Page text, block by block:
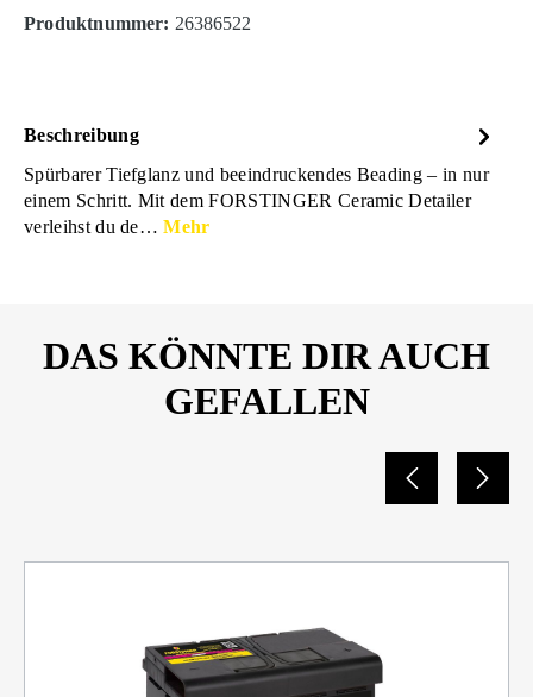
Produktnummer: 26386522
Beschreibung
Spürbarer Tiefglanz und beeindruckendes Beading – in nur
einem Schritt. Mit dem FORSTINGER Ceramic Detailer
verleihst du de…Mehr
DAS KÖNNTE DIR AUCH
GEFALLEN